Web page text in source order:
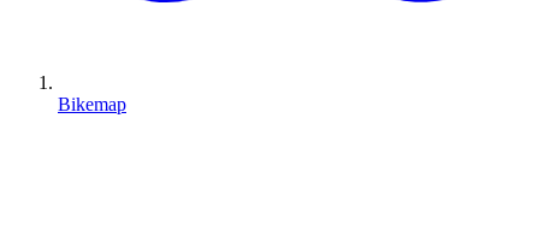
Bikemap